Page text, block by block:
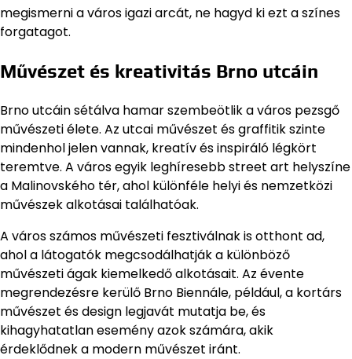
megismerni a város igazi arcát, ne hagyd ki ezt a színes
forgatagot.
Művészet és kreativitás Brno utcáin
Brno utcáin sétálva hamar szembeötlik a város pezsgő
művészeti élete. Az utcai művészet és graffitik szinte
mindenhol jelen vannak, kreatív és inspiráló légkört
teremtve. A város egyik leghíresebb street art helyszíne
a Malinovského tér, ahol különféle helyi és nemzetközi
művészek alkotásai találhatóak.
A város számos művészeti fesztiválnak is otthont ad,
ahol a látogatók megcsodálhatják a különböző
művészeti ágak kiemelkedő alkotásait. Az évente
megrendezésre kerülő Brno Biennále, például, a kortárs
művészet és design legjavát mutatja be, és
kihagyhatatlan esemény azok számára, akik
érdeklődnek a modern művészet iránt.